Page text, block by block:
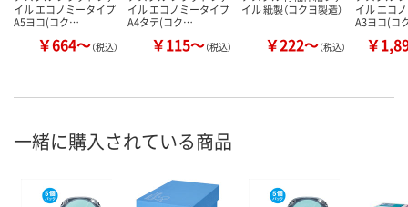
イル エコノミータイプ
A5ヨコ(コク…
￥664～（税込）
イル エコノミータイプ
A4タテ(コク…
￥115～（税込）
イル 紙製（コクヨ製造）
￥222～（税込）
イル エコ
A3ヨコ(コ
￥
一緒に購入されている商品